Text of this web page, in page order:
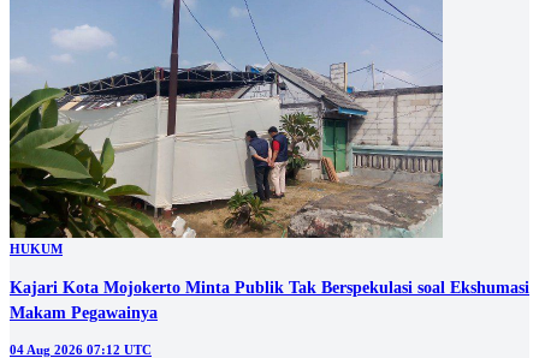
HUKUM
Kajari Kota Mojokerto Minta Publik Tak Berspekulasi soal Ekshumasi
Makam Pegawainya
04 Aug 2026 07:12 UTC